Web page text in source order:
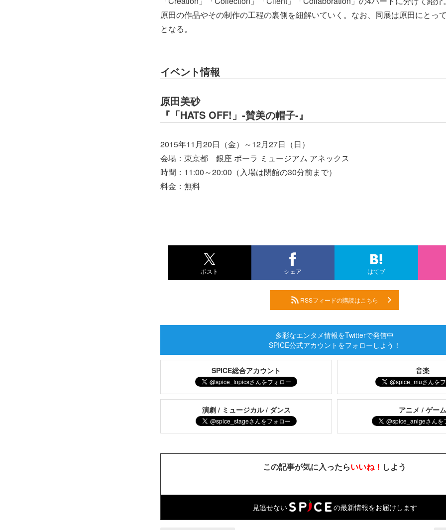
原田の作品やその制作の工程の裏側を紐解いていく。なお、同展は原田にとっ
となる。
イベント情報
原田美砂
『「HATS OFF!」-賛美の帽子-』
2015年11月20日（金）～12月27日（日）
会場：東京都 銀座 ポーラ ミュージアム アネックス
時間：11:00～20:00（入場は閉館の30分前まで）
料金：無料
ポスト シェア はてブ
RSSフィードの購読はこちら
多彩なエンタメ情報をTwitterで発信中
SPICE公式アカウントをフォローしよう！
SPICE総合アカウント 音楽
演劇 / ミュージカル / ダンス アニメ / ゲー
この記事が気に入ったらいいね！ しよう
見逃せない の最新情報をお届けします